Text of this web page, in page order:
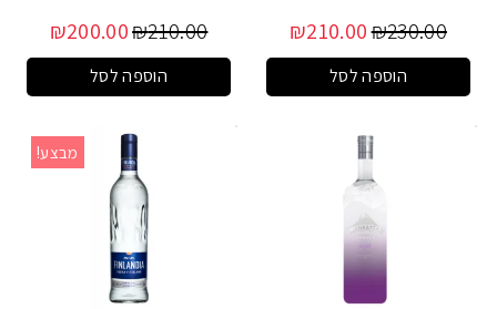
₪230.00
₪210.00
הוספה לסל
₪210.00
₪200.00
הוספה לסל
מבצע!